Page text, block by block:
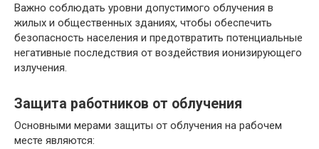
Важно соблюдать уровни допустимого облучения в
жилых и общественных зданиях, чтобы обеспечить
безопасность населения и предотвратить потенциальные
негативные последствия от воздействия ионизирующего
излучения.
Защита работников от облучения
Основными мерами защиты от облучения на рабочем
месте являются: